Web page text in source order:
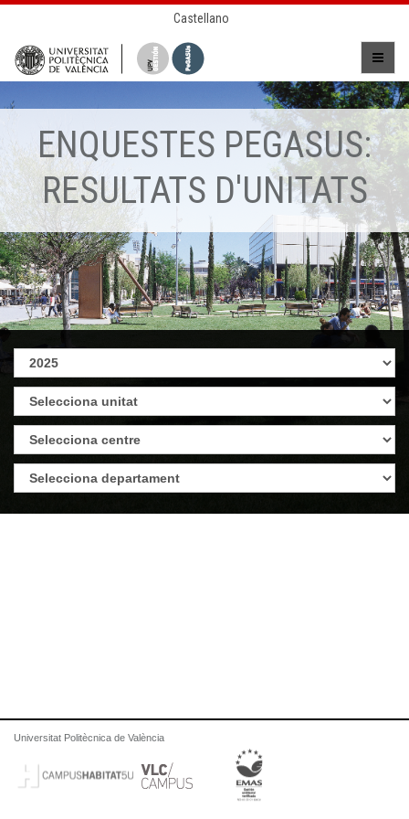
Castellano
ENQUESTES PEGASUS:
RESULTATS D'UNITATS
Universitat Politècnica de València